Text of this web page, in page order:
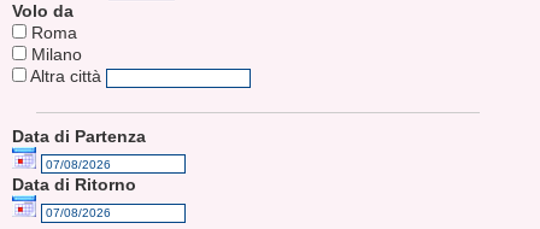
Volo da
Roma
Milano
Altra città
Data di Partenza
Data di Ritorno